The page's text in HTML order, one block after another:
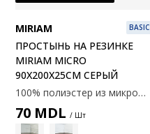
MIRIAM BASIC
ПРОСТЫНЬ НА РЕЗИНКЕ
MIRIAM MICRO
90X200X25СМ СЕРЫЙ
100% полиэстер из микрофибры. 90x200x25 см
70 MDL / Шт